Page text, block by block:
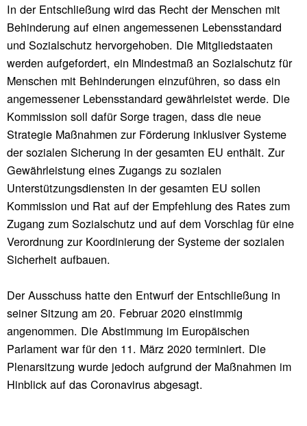
In der Entschließung wird das Recht der Menschen mit
Behinderung auf einen angemessenen Lebensstandard
und Sozialschutz hervorgehoben. Die Mitgliedstaaten
werden aufgefordert, ein Mindestmaß an Sozialschutz für
Menschen mit Behinderungen einzuführen, so dass ein
angemessener Lebensstandard gewährleistet werde. Die
Kommission soll dafür Sorge tragen, dass die neue
Strategie Maßnahmen zur Förderung inklusiver Systeme
der sozialen Sicherung in der gesamten EU enthält. Zur
Gewährleistung eines Zugangs zu sozialen
Unterstützungsdiensten in der gesamten EU sollen
Kommission und Rat auf der Empfehlung des Rates zum
Zugang zum Sozialschutz und auf dem Vorschlag für eine
Verordnung zur Koordinierung der Systeme der sozialen
Sicherheit aufbauen.
Der Ausschuss hatte den Entwurf der Entschließung in
seiner Sitzung am 20. Februar 2020 einstimmig
angenommen. Die Abstimmung im Europäischen
Parlament war für den 11. März 2020 terminiert. Die
Plenarsitzung wurde jedoch aufgrund der Maßnahmen im
Hinblick auf das Coronavirus abgesagt.